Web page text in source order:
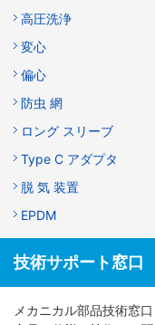
高圧洗浄
変心
偏心
防虫 網
ロング スリーブ
Type C アダプタ
脱 気 装置
EPDM
技術サポート窓口
メカニカル部品技術窓口